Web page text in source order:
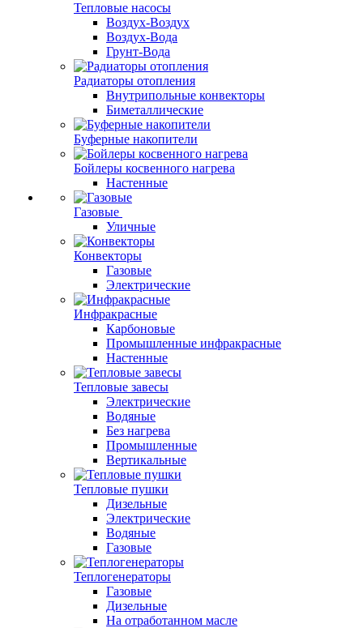
Тепловые насосы
Воздух-Воздух
Воздух-Вода
Грунт-Вода
Радиаторы отопления
Внутрипольные конвекторы
Биметаллические
Буферные накопители
Бойлеры косвенного нагрева
Настенные
Газовые
Уличные
Конвекторы
Газовые
Электрические
Инфракрасные
Карбоновые
Промышленные инфракрасные
Настенные
Тепловые завесы
Электрические
Водяные
Без нагрева
Промышленные
Вертикальные
Тепловые пушки
Дизельные
Электрические
Водяные
Газовые
Теплогенераторы
Газовые
Дизельные
На отработанном масле